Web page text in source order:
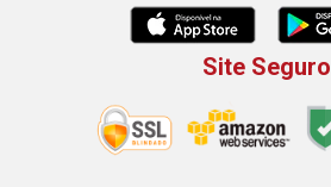
Site Seguro